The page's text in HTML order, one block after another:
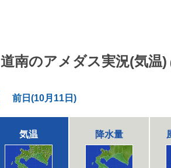
道南のアメダス実況(気温)
前日(10月11日)
気温 降水量